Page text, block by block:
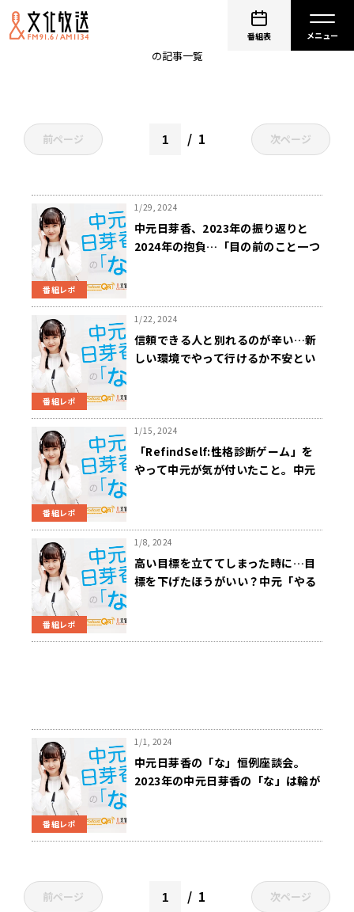
番組表
の記事一覧
前ページ 1 次ページ
番組レポ
1/29, 2024
中元日芽香、2023年の振り返りと
2024年の抱負…「目の前のこと一つ
番組レポ
1/22, 2024
信頼できる人と別れるのが辛い…新
しい環境でやって行けるか不安とい
番組レポ
1/15, 2024
「RefindSelf:性格診断ゲーム」を
やって中元が気が付いたこと。中元
番組レポ
1/8, 2024
高い目標を立ててしまった時に…目
標を下げたほうがいい？中元「やる
番組レポ
1/1, 2024
中元日芽香の「な」恒例座談会。
2023年の中元日芽香の「な」は輪が
前ページ 1 次ページ